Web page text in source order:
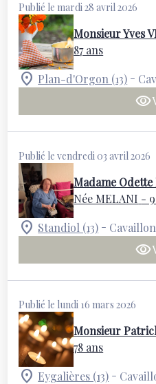
Publié le mardi 28 avril 2026
Monsieur Yves
87 ans
Plan-d'Orgon (13) -
Publié le vendredi 03 avril 2026
Madame Odette
Née MELANI -
Standiol (13) -
Publié le lundi 16 mars 2026
Monsieur
78 ans
Eygalières (13) -